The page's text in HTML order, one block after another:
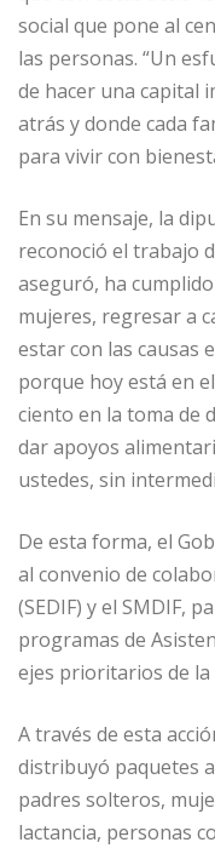
social que pone al
las personas. “Un
de hacer una capital
atrás y donde cada
para vivir con
En su mensaje, la
reconoció el trabajo
aseguró, ha
mujeres, regresar a
estar con las causas
porque hoy está en
ciento en la toma de
dar apoyos
ustedes, sin
De esta forma, el
al convenio de
(SEDIF) y el SMDIF,
programas de
ejes prioritarios de
A través de esta
distribuyó paquetes
padres solteros,
lactancia, personas